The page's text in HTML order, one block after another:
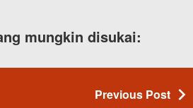
mungkin disukai:
Previous Post